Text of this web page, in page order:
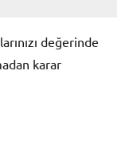
değerinde
karar